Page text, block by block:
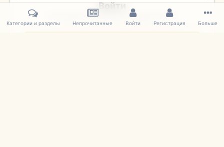
Войти
Уже зарегистрированы? Войдите здесь.
Категории и разделы Непрочитанные Войти Регистрация Больше